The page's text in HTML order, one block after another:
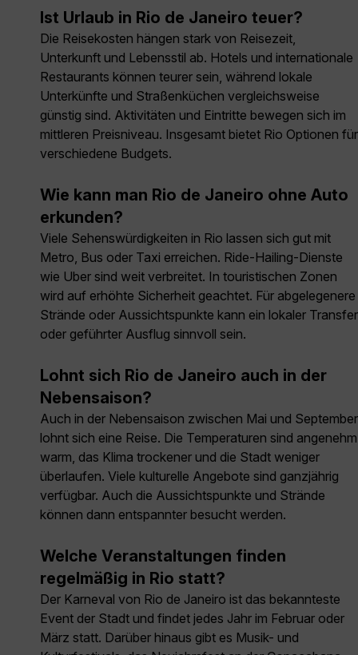
Ist Urlaub in Rio de Janeiro teuer?
Die Reisekosten hängen stark von Reisezeit,
Unterkunft und Lebensstil ab. Hotels und internationale
Restaurants können teurer sein, während lokale
Unterkünfte und Straßenküchen vergleichsweise
günstig sind. Aktivitäten und Eintritte bewegen sich im
mittleren Preisniveau. Insgesamt bietet Rio Optionen für
verschiedene Budgets.
Wie kann man Rio de Janeiro ohne Auto
erkunden?
Viele Sehenswürdigkeiten in Rio lassen sich gut mit
Metro, Bus oder Taxi erreichen. Ride-Hailing-Dienste
wie Uber sind weit verbreitet. In touristischen Zonen
wird auf erhöhte Sicherheit geachtet. Für abgelegenere
Strände oder Aussichtspunkte kann ein lokaler Transfer
oder geführter Ausflug sinnvoll sein.
Lohnt sich Rio de Janeiro auch in der
Nebensaison?
Auch in der Nebensaison zwischen Mai und September
lohnt sich eine Reise. Die Temperaturen sind angenehm
warm, das Klima trockener und die Stadt weniger
überlaufen. Viele kulturelle Angebote sind ganzjährig
verfügbar. Auch die Aussichtspunkte und Strände
können dann entspannter besucht werden.
Welche Veranstaltungen finden
regelmäßig in Rio statt?
Der Karneval von Rio de Janeiro ist das bekannteste
Event der Stadt und findet jedes Jahr im Februar oder
März statt. Darüber hinaus gibt es Musik- und